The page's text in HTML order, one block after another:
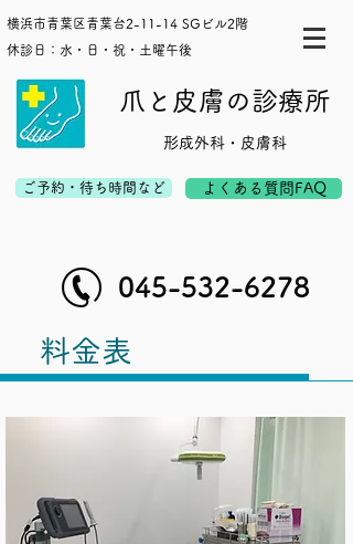
横浜市青葉区青葉台2-11-14 SGビル2階
休診日：水・日・祝・土曜午後
爪と皮膚の診療所
形成外科・皮膚科
ご予約・待ち時間など よくある質問FAQ
045-532-6278
​料金表